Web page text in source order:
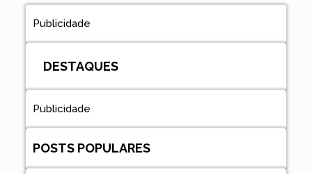
Publicidade
DESTAQUES
Publicidade
POSTS POPULARES